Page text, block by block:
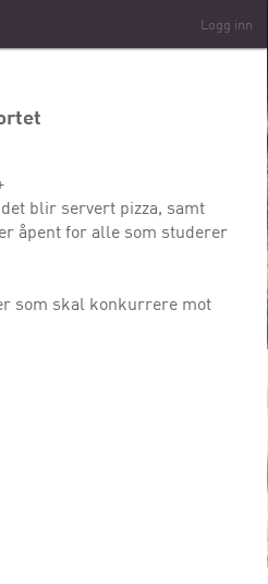
Logg inn
blir servert pizza, samt
åpent for alle som studerer
som skal konkurrere mot